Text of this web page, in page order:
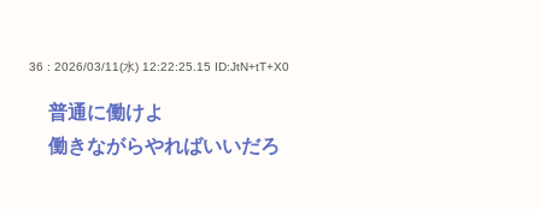
36 : 2026/03/11(水) 12:22:25.15 ID:JtN+tT+X0
普通に働けよ
働きながらやればいいだろ